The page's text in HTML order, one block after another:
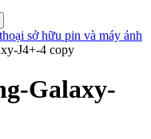
sở hữu pin và máy ảnh
J4+-4 copy
Galaxy-